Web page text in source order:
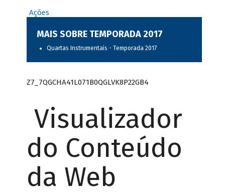
Ações
MAIS SOBRE TEMPORADA 2017
Quartas Instrumentais - Temporada 2017
Z7_7QGCHA41L071B0QGLVK8P22GB4
Visualizador
do Conteúdo
da Web